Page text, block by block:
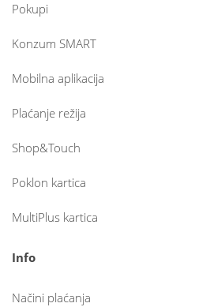
Pokupi
Konzum SMART
Mobilna aplikacija
Plaćanje režija
Shop&Touch
Poklon kartica
MultiPlus kartica
Info
Načini plaćanja